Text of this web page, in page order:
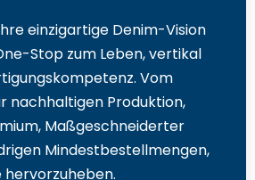
einzigartige Denim-Vision
Stop zum Leben, vertikal
Vom
nachhaltigen Produktion,
Maßgeschneiderter
Mindestbestellmengen,